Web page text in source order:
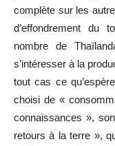
complète sur les
d’effondrement du
nombre de
s’intéresser à la
tout cas ce
choisi de «
connaissances »,
retours à la terre »,